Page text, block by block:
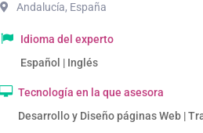
Andalucía, España
Idioma del experto
Español | Inglés
Tecnología en la que asesora
Desarrollo y Diseño páginas Web |